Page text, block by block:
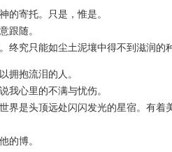
寄托。只是，惟是。
随。
究只能如尘土泥壤中得不到滋润的种
抱流泪的人。
心里的不满与忧伤。
是头顶远处闪闪发光的星宿。有着
博。